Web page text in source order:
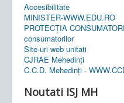
Accesibilitate
MINISTER-WWW.EDU.RO
PROTECȚIA
consumatorilor
Site-uri web unitati
CJRAE Mehedinți
C.C.D. Mehedinţi -
Noutati ISJ MH